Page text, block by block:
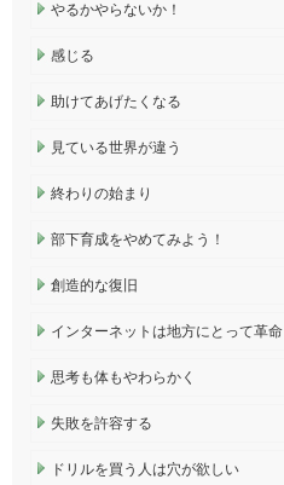
やるかやらないか！
感じる
助けてあげたくなる
見ている世界が違う
終わりの始まり
部下育成をやめてみよう！
創造的な復旧
インターネットは地方にとって革命
思考も体もやわらかく
失敗を許容する
ドリルを買う人は穴が欲しい